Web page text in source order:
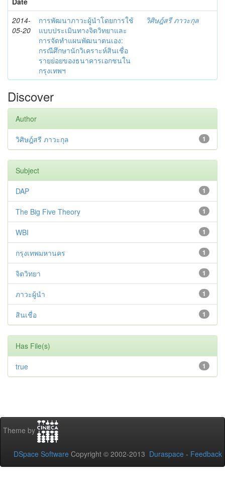
2014-
05-20
การพัฒนาภาวะผู้นำโดยการใช้
แบบประเมินทางจิตวิทยาและ
การจัดทำแผนพัฒนาตนเอง:
กรณีศึกษานักวิเคราะห์สินเชื่อ
รายย่อยของธนาคารเอกชนใน
กรุงเทพฯ
วิศิษฎ์สรี ภาวะกุล
Discover
Author
1
วิศิษฎ์สรี ภาวะกุล
Subject
1
DAP
1
The Big Five Theory
1
WBI
1
กรุงเทพมหานคร
1
จิตวิทยา
1
ภาวะผู้นำ
1
สินเชื่อ
Has File(s)
1
true
Theme by
DSpace Software Copyright © 2002-2013 Duraspace - Feedback